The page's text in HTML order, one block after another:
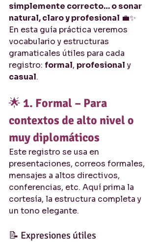
simplemente correcto… o sonar
natural, claro y profesional 💼✨
En esta guía práctica veremos
vocabulario y estructuras
gramaticales útiles para cada
registro: formal, profesional y
casual.
🌟 1. Formal – Para
contextos de alto nivel o
muy diplomáticos
Este registro se usa en
presentaciones, correos formales,
mensajes a altos directivos,
conferencias, etc. Aquí prima la
cortesía, la estructura completa y
un tono elegante.
📝 Expresiones útiles